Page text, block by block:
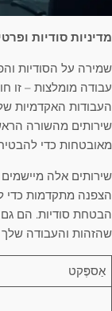
מדיניות סודיות
שמירה על הסודיות
עבודה מומלצות – זו
העבודות האקדמיות
שירותים מהשורה
מאובטחות כדי
שירותים אלה
הצפנה מתקדמות כדי
הבטחת סודיות. הם גם
שהזהות והעבודה שלך
אַספֶּקט